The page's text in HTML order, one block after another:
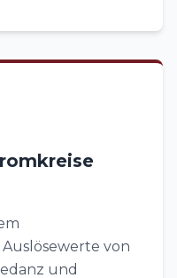
von
und